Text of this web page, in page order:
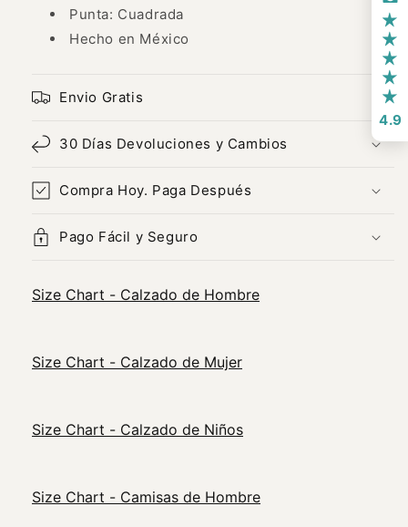
Punta: Cuadrada
Hecho en México
Envio Gratis
30 Días Devoluciones y Cambios
Compra Hoy. Paga Después
Pago Fácil y Seguro
Size Chart - Calzado de Hombre
Size Chart - Calzado de Mujer
Size Chart - Calzado de Niños
Size Chart - Camisas de Hombre
4.9